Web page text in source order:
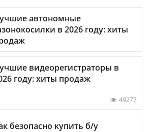
автономные
в 2026 году: хиты
видеорегистраторы в
году: хиты продаж
49277
безопасно купить б/у